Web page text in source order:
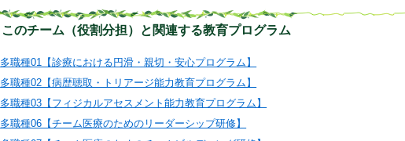
このチーム（役割分担）と関連する教育プログラム
多職種01【診療における円滑・親切・安心プログラム】
多職種02【病歴聴取・トリアージ能力教育プログラム】
多職種03【フィジカルアセスメント能力教育プログラム】
多職種06【チーム医療のためのリーダーシップ研修】